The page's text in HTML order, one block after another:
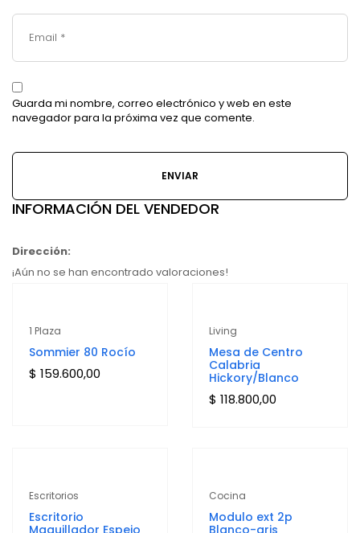
Guarda mi nombre, correo electrónico y web en este
navegador para la próxima vez que comente.
INFORMACIÓN DEL VENDEDOR
Dirección:
¡Aún no se han encontrado valoraciones!
1 Plaza
Sommier 80 Rocío
$ 159.600,00
Living
Mesa de Centro
Calabria
Hickory/Blanco
$ 118.800,00
Escritorios
Escritorio
Cocina
Modulo ext 2p